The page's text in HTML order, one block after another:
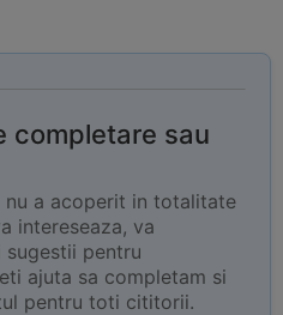
completare sau
a acoperit in totalitate
intereseaza, va
pentru
ajuta sa completam si
pentru toti cititorii.